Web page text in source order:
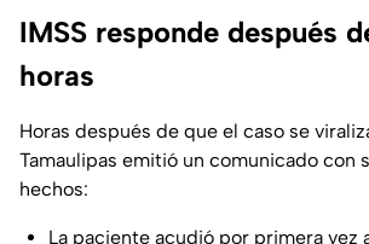
IMSS responde después
horas
Horas después de que el caso se
Tamaulipas emitió un comunicado con
hechos:
La paciente acudió por primera vez